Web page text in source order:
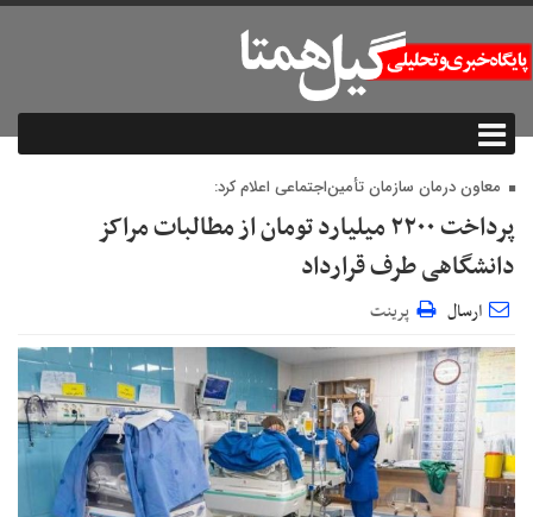
معاون درمان سازمان تأمین‌اجتماعی اعلام کرد:
پرداخت ۲۲۰۰ میلیارد تومان از مطالبات مراکز
دانشگاهی طرف قرارداد
ارسال پرینت